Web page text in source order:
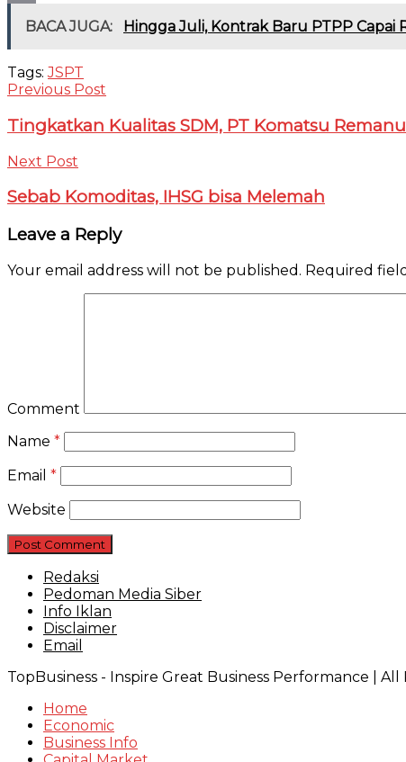
Email
BACA JUGA: Hingga Juli, Kontrak Baru PTPP Capai
Tags: JSPT
Previous Post
Tingkatkan Kualitas SDM, PT Komatsu
Next Post
Sebab Komoditas, IHSG bisa Melemah
Leave a Reply
Your email address will not be published. Required
Comment
Name *
Email *
Website
Redaksi
Pedoman Media Siber
Info Iklan
Disclaimer
Email
TopBusiness - Inspire Great Business Performance | All
Home
Economic
Business Info